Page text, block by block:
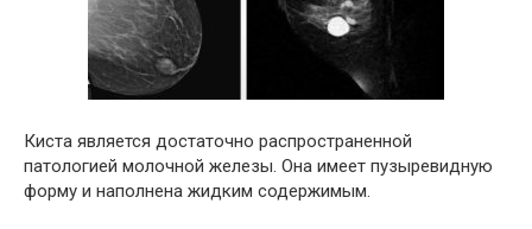
Киста является достаточно распространенной
патологией молочной железы. Она имеет пузыревидную
форму и наполнена жидким содержимым.